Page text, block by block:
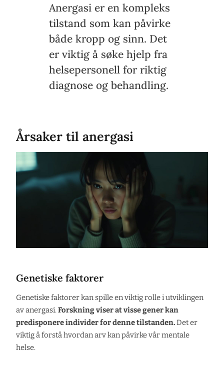
Anergasi er en kompleks
tilstand som kan påvirke
både kropp og sinn. Det
er viktig å søke hjelp fra
helsepersonell for riktig
diagnose og behandling.
Årsaker til anergasi
Genetiske faktorer
Genetiske faktorer kan spille en viktig rolle i utviklingen
av anergasi.Forskning viser at visse gener kan
predisponere individer for denne tilstanden.Det er
viktig å forstå hvordan arv kan påvirke vår mentale
helse.